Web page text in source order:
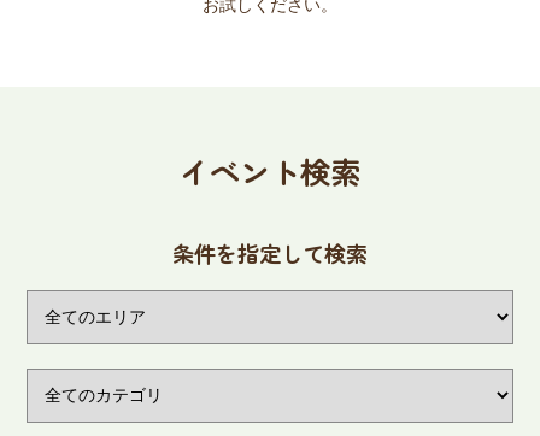
お試しください。
イベント検索
条件を指定して検索